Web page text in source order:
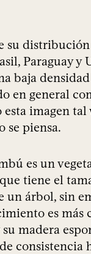
su
Paraguay y
baja
en general
imagen tal
se piensa.
es un
tiene el
un árbol, sin
es más
madera
consistencia